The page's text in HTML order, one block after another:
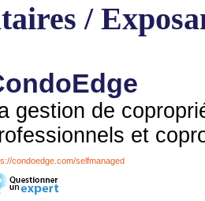
/
gestion de
et
condoedge.com/selfmanaged